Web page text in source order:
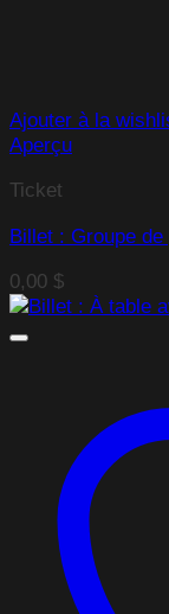
Ajouter à la
Aperçu
Ticket
Billet : Groupe
0,00 $